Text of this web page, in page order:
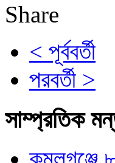
Share
< পূর্ববর্তী
পরবর্তী >
সাম্প্রতিক